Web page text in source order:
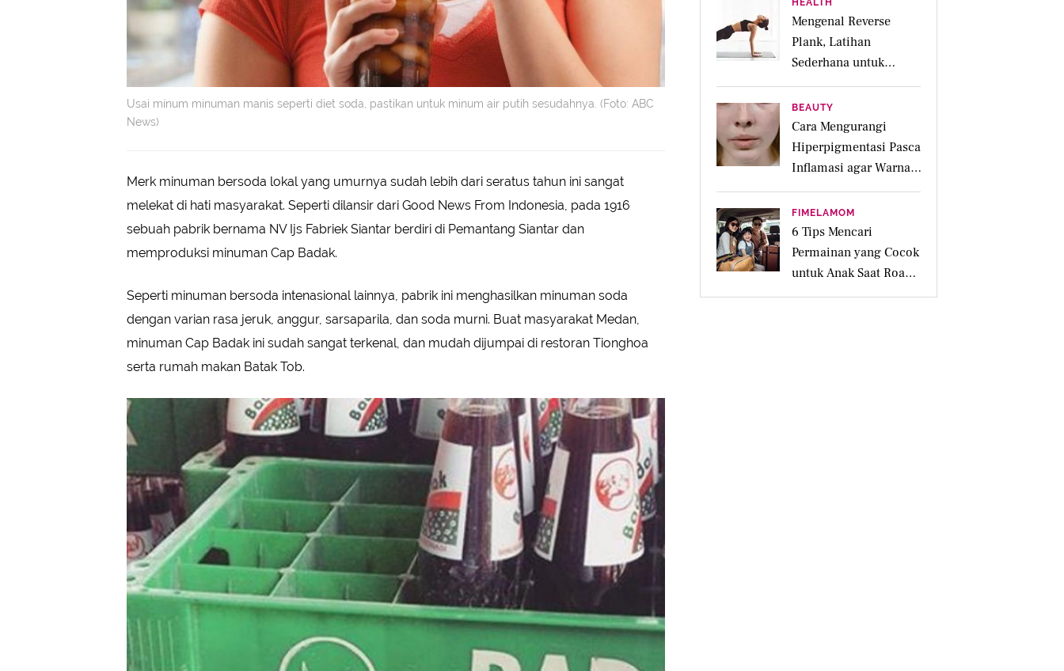
Usai minum minuman manis seperti diet soda, pastikan untuk minum air putih sesudahnya. (Foto: ABC
News)
Merk minuman bersoda lokal yang umurnya sudah lebih dari seratus tahun ini sangat
melekat di hati masyarakat. Seperti dilansir dari Good News From Indonesia, pada 1916
sebuah pabrik bernama NV Ijs Fabriek Siantar berdiri di Pemantang Siantar dan
memproduksi minuman Cap Badak.
Seperti minuman bersoda intenasional lainnya, pabrik ini menghasilkan minuman soda
dengan varian rasa jeruk, anggur, sarsaparila, dan soda murni. Buat masyarakat Medan,
minuman Cap Badak ini sudah sangat terkenal, dan mudah dijumpai di restoran Tionghoa
serta rumah makan Batak Tob.
HEALTH
Mengenal Reverse
Plank, Latihan
Sederhana untuk
Menguatkan Otot
Posterior dan Core
BEAUTY
Cara Mengurangi
Hiperpigmentasi Pasca
Inflamasi agar Warna
Kulit Lebih Merata
FIMELAMOM
6 Tips Mencari
Permainan yang Cocok
untuk Anak Saat Road
Trip Keluarga